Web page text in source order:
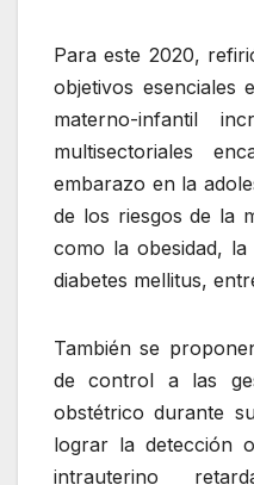
Para este 2020,
objetivos esenciales
materno-infantil
multisectoriales
embarazo en la
de los riesgos de la
como la obesidad,
diabetes mellitus,
También se
de control a las
obstétrico durante
lograr la detección
intrauterino